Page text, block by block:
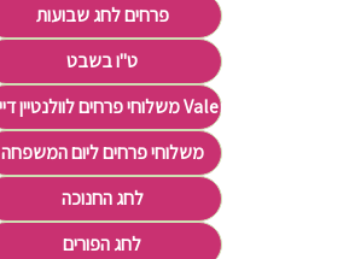
פרחים לחג שבועות
ט"ו בשבט
משלוחי פרחים לוולנטיין דיי Valentine's Day
משלוחי פרחים ליום המשפחה
לחג החנוכה
לחג הפורים